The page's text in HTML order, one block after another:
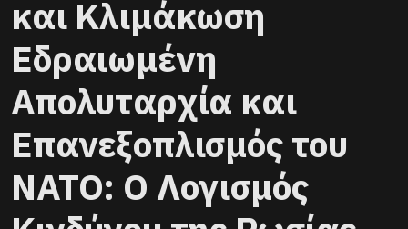
και Κλιμάκωση
Εδραιωμένη
Απολυταρχία και
Επανεξοπλισμός του
ΝΑΤΟ: Ο Λογισμός